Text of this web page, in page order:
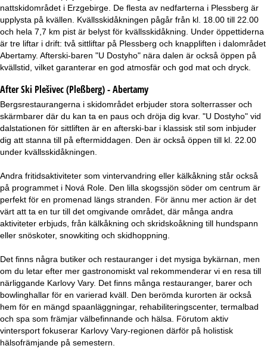
nattskidområdet i Erzgebirge. De flesta av nedfarterna i Plessberg är
upplysta på kvällen. Kvällsskidåkningen pågår från kl. 18.00 till 22.00
och hela 7,7 km pist är belyst för kvällsskidåkning. Under öppettiderna
är tre liftar i drift: två sittliftar på Plessberg och knappliften i dalområdet
Abertamy. Afterski-baren "U Dostyho" nära dalen är också öppen på
kvällstid, vilket garanterar en god atmosfär och god mat och dryck.
After Ski Plešivec (Pleßberg) - Abertamy
Bergsrestaurangerna i skidområdet erbjuder stora solterrasser och
skärmbarer där du kan ta en paus och dröja dig kvar. "U Dostyho" vid
dalstationen för sittliften är en afterski-bar i klassisk stil som inbjuder
dig att stanna till på eftermiddagen. Den är också öppen till kl. 22.00
under kvällsskidåkningen.
Andra fritidsaktiviteter som vintervandring eller kälkåkning står också
på programmet i Nová Role. Den lilla skogssjön söder om centrum är
perfekt för en promenad längs stranden. För ännu mer action är det
värt att ta en tur till det omgivande området, där många andra
aktiviteter erbjuds, från kälkåkning och skridskoåkning till hundspann
eller snöskoter, snowkiting och skidhoppning.
Det finns några butiker och restauranger i det mysiga bykärnan, men
om du letar efter mer gastronomiskt val rekommenderar vi en resa till
närliggande Karlovy Vary. Det finns många restauranger, barer och
bowlinghallar för en varierad kväll. Den berömda kurorten är också
hem för en mängd spaanläggningar, rehabiliteringscenter, termalbad
och spa som främjar välbefinnande och hälsa. Förutom aktiv
vintersport fokuserar Karlovy Vary-regionen därför på holistisk
hälsofrämjande på semestern.